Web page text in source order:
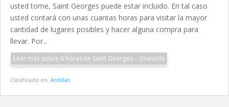
usted tome, Saint Georges puede estar incluido. En tal caso
usted contará con unas cuantas horas para visitar la mayor
cantidad de lugares posibles y hacer alguna compra para
llevar. Por...
Leer más sobre 6 horas en Saint Georges – Granada
Clasificado en: Antillas